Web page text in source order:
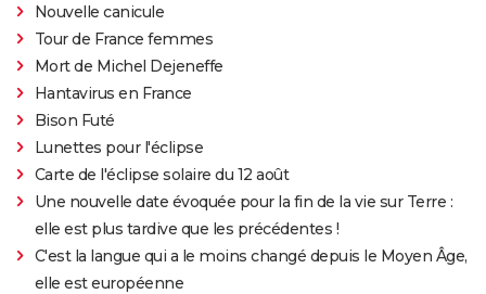
Nouvelle canicule
Tour de France femmes
Mort de Michel Dejeneffe
Hantavirus en France
Bison Futé
Lunettes pour l'éclipse
Carte de l'éclipse solaire du 12 août
Une nouvelle date évoquée pour la fin de la vie sur Terre :
elle est plus tardive que les précédentes !
C'est la langue qui a le moins changé depuis le Moyen Âge,
elle est européenne